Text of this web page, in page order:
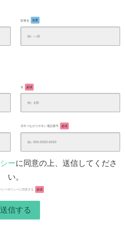
部署名 任意
名 必須
日中つながりやすい電話番号 必須
ーに同意の上、送信してくださ
い。
シーポリシーに同意する 必須